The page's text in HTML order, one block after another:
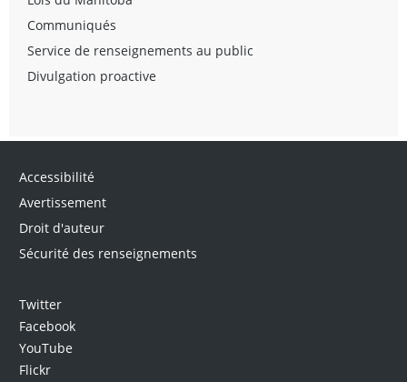
Communiqués
Service de renseignements au public
Divulgation proactive
Accessibilité
Avertissement
Droit d'auteur
Sécurité des renseignements
Twitter
Facebook
YouTube
Flickr